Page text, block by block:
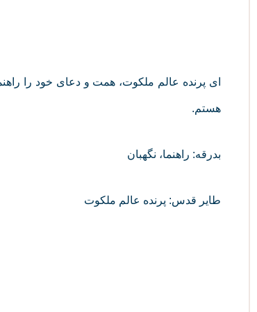
ای پرنده عالم ملکوت، همت و دعای خود را
هستم.
بدرقه: راهنما، نگهبان
طایر قدس: پرنده عالم ملکوت